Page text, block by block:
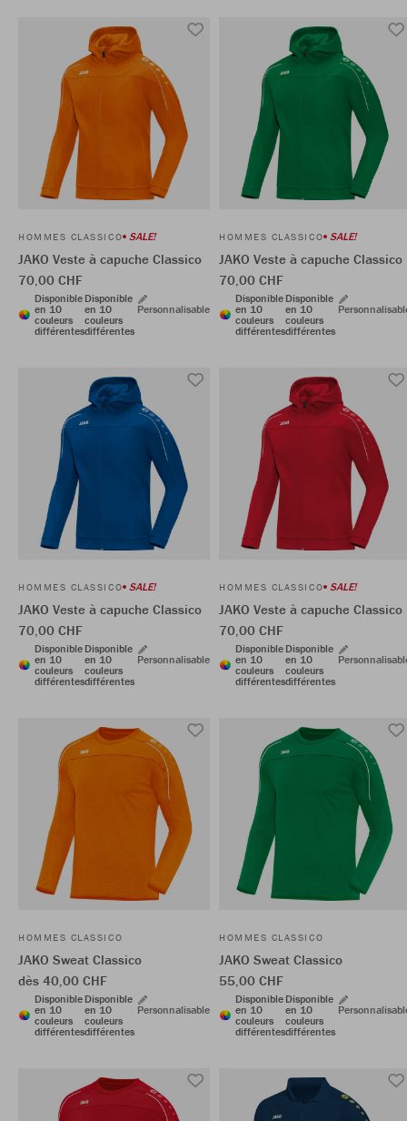
HOMMES CLASSICO SALE!
JAKO Veste à capuche Classico
70,00 CHF
Disponible
en 10
couleurs
différentes
Disponible
en 10
couleurs
différentes
Personnalisable
HOMMES CLASSICO SALE!
JAKO Veste à capuche Classico
70,00 CHF
Disponible
en 10
couleurs
différentes
Disponible
en 10
couleurs
différentes
HOMMES CLASSICO SALE!
JAKO Veste à capuche Classico
70,00 CHF
Disponible
en 10
couleurs
différentes
Disponible
en 10
couleurs
différentes
Personnalisable
HOMMES CLASSICO SALE!
JAKO Veste à capuche Classico
70,00 CHF
Disponible
en 10
couleurs
différentes
Disponible
en 10
couleurs
différentes
HOMMES CLASSICO
JAKO Sweat Classico
dès 40,00 CHF
Disponible
en 10
couleurs
différentes
Disponible
en 10
couleurs
différentes
Personnalisable
HOMMES CLASSICO
JAKO Sweat Classico
55,00 CHF
Disponible
en 10
couleurs
différentes
Disponible
en 10
couleurs
différentes